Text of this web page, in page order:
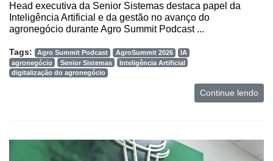
Head executiva da Senior Sistemas destaca papel da
Inteligência Artificial e da gestão no avanço do
agronegócio durante Agro Summit Podcast ...
Tags: Agro Summit Podcast AgroSummit 2026
IA
agronegócio
Senior Sistemas
Inteligência Artificial
digitalização do agronegócio
Continue lendo